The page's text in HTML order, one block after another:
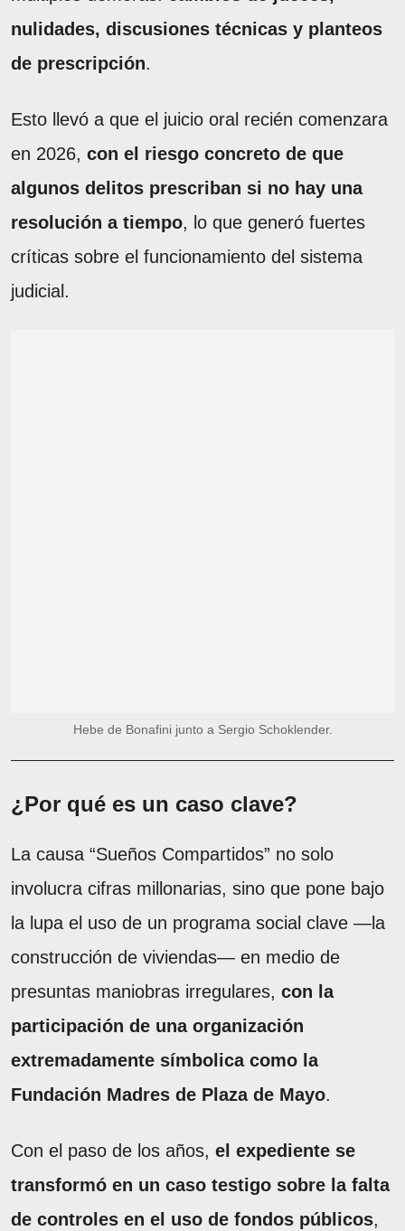
nulidades, discusiones técnicas y planteos
de prescripción.
Esto llevó a que el juicio oral recién comenzara
en 2026, con el riesgo concreto de que
algunos delitos prescriban si no hay una
resolución a tiempo, lo que generó fuertes
críticas sobre el funcionamiento del sistema
judicial.
Hebe de Bonafini junto a Sergio Schoklender.
¿Por qué es un caso clave?
La causa “Sueños Compartidos” no solo
involucra cifras millonarias, sino que pone bajo
la lupa el uso de un programa social clave —la
construcción de viviendas— en medio de
presuntas maniobras irregulares, con la
participación de una organización
extremadamente símbolica como la
Fundación Madres de Plaza de Mayo.
Con el paso de los años, el expediente se
transformó en un caso testigo sobre la falta
de controles en el uso de fondos públicos,